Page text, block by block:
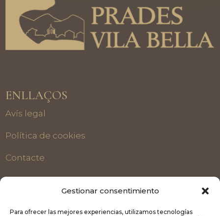
Gestionar consentimiento
Para ofrecer las mejores experiencias, utilizamos tecnologías
ENLLAÇOS
Avís legal
Política de cookies
Contacte
CONTACTE
636 053 788 - 626 30 86 69